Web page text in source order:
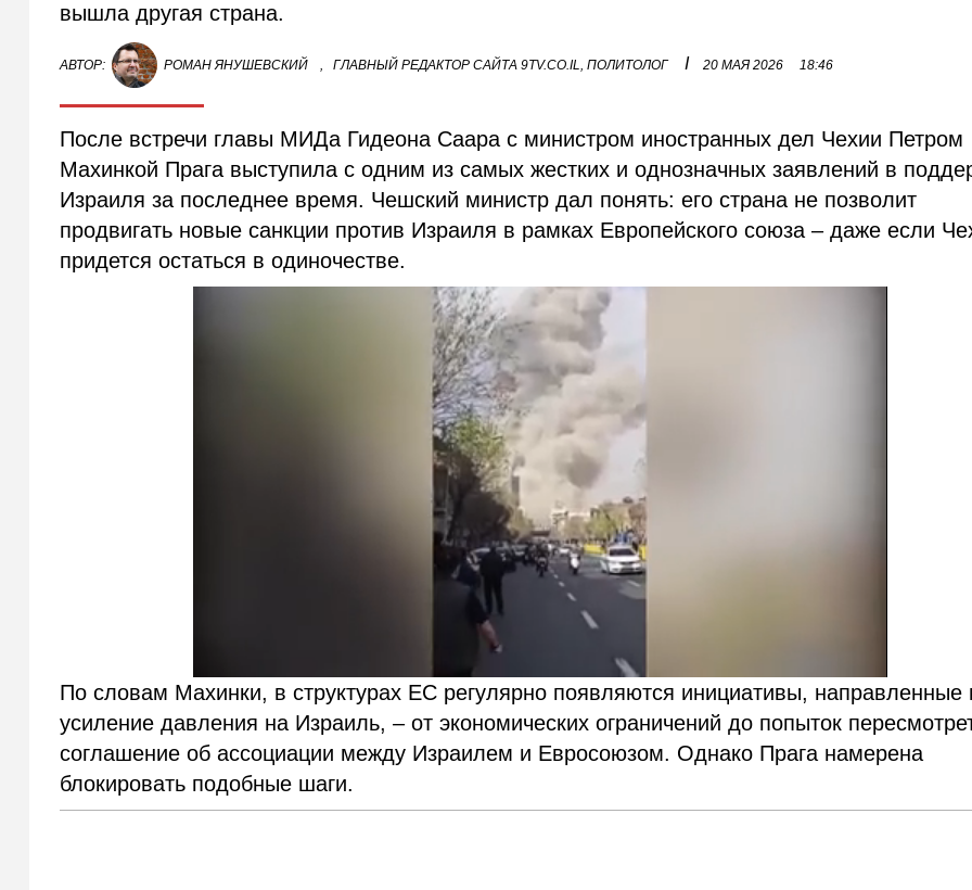
вышла другая страна.
АВТОР: РОМАН ЯНУШЕВСКИЙ , ГЛАВНЫЙ РЕДАКТОР САЙТА 9TV.CO.IL, ПОЛИТОЛОГ I 20 МАЯ 2026 18:46
После встречи главы МИДа Гидеона Саара с министром иностранных дел Чехии Петром
Махинкой Прага выступила с одним из самых жестких и однозначных заявлений в
Израиля за последнее время. Чешский министр дал понять: его страна не позволит
продвигать новые санкции против Израиля в рамках Европейского союза – даже если
придется остаться в одиночестве.
По словам Махинки, в структурах ЕС регулярно появляются инициативы, направленные
усиление давления на Израиль, – от экономических ограничений до попыток
соглашение об ассоциации между Израилем и Евросоюзом. Однако Прага намерена
блокировать подобные шаги.